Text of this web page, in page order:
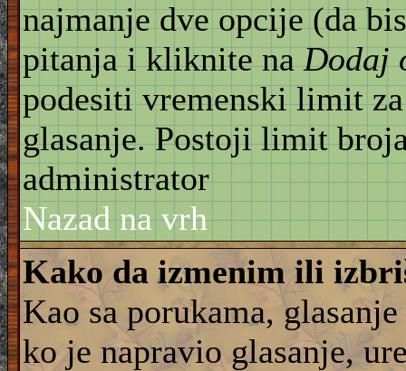
najmanje dve opcije (da
pitanja i kliknite naDodaj
podesiti vremenski limit
glasanje. Postoji limit
administrator
Nazad na vrh
Kako da izmenim ili
Kao sa porukama,
ko je napravio glasanje,